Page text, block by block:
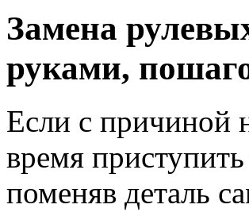
Замена
руками,
Если с причиной
время
поменяв деталь